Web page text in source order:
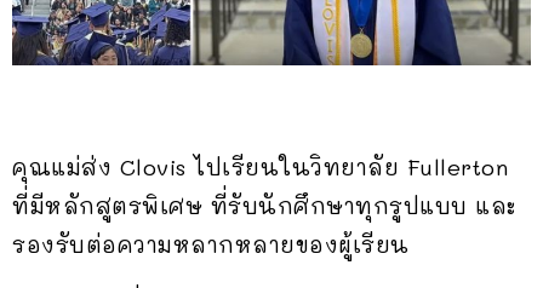
คุณแม่ส่ง Clovis ไปเรียนในวิทยาลัย Fullerton
ที่มีหลักสูตรพิเศษ ที่รับนักศึกษาทุกรูปแบบ และ
รองรับต่อความหลากหลายของผู้เรียน